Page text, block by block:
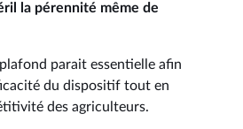
la pérennité même de
parait essentielle afin
du dispositif tout en
des agriculteurs.